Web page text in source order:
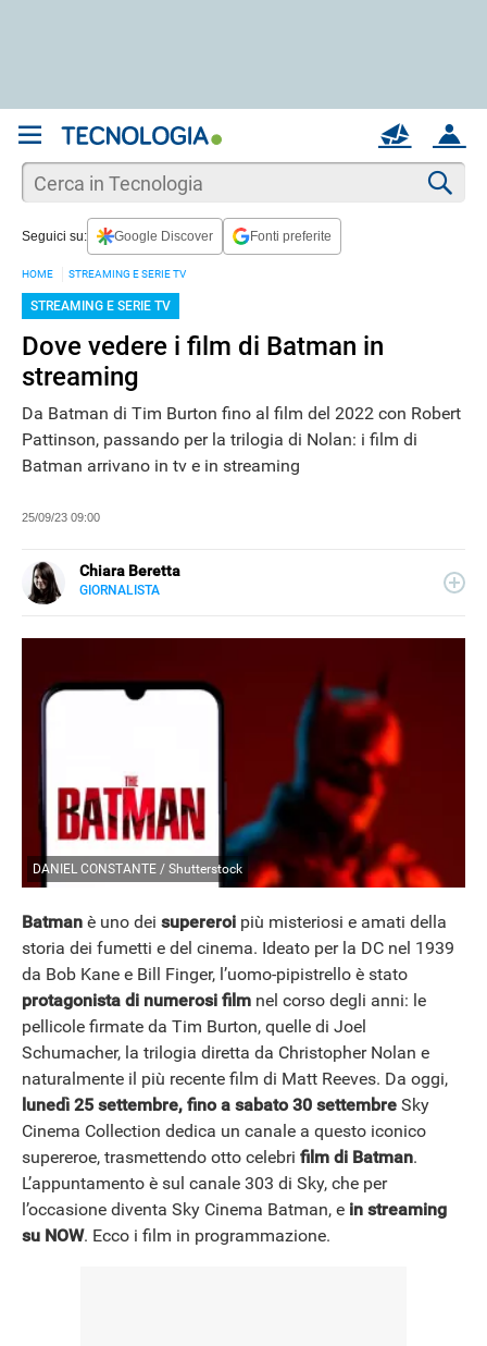
ACCOUNT
MAIL
Seguici su: Google Discover Fonti preferite
HOME STREAMING E SERIE TV
STREAMING E SERIE TV
Dove vedere i film di Batman in
streaming
Da Batman di Tim Burton fino al film del 2022 con Robert
Pattinson, passando per la trilogia di Nolan: i film di
Batman arrivano in tv e in streaming
25/09/23 09:00
Chiara Beretta
GIORNALISTA
DANIEL CONSTANTE / Shutterstock
Batman è uno dei supereroi più misteriosi e amati della
storia dei fumetti e del cinema. Ideato per la DC nel 1939
da Bob Kane e Bill Finger, l’uomo-pipistrello è stato
protagonista di numerosi film nel corso degli anni: le
pellicole firmate da Tim Burton, quelle di Joel
Schumacher, la trilogia diretta da Christopher Nolan e
naturalmente il più recente film di Matt Reeves. Da oggi,
lunedì 25 settembre, fino a sabato 30 settembre Sky
Cinema Collection dedica un canale a questo iconico
supereroe, trasmettendo otto celebri film di Batman.
L’appuntamento è sul canale 303 di Sky, che per
l’occasione diventa Sky Cinema Batman, e in streaming
su NOW. Ecco i film in programmazione.